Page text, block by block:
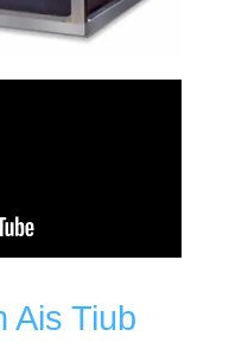
Ais Tiub